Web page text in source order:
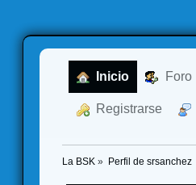
Inicio Foro
Registrarse
La BSK » Perfil de srsanchez